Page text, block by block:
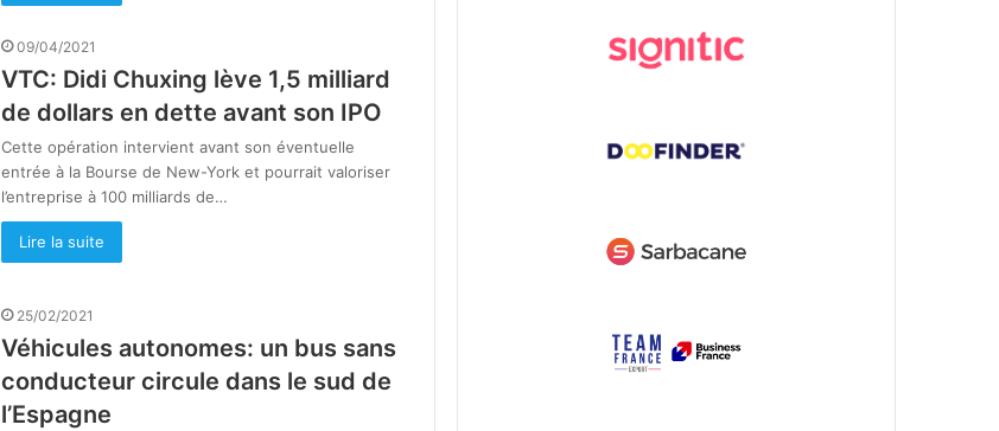
09/04/2021
VTC: Didi Chuxing lève 1,5 milliard
de dollars en dette avant son IPO
Cette opération intervient avant son éventuelle
entrée à la Bourse de New-York et pourrait valoriser
l’entreprise à 100 milliards de…
Lire la suite
25/02/2021
Véhicules autonomes: un bus sans
conducteur circule dans le sud de
l’Espagne